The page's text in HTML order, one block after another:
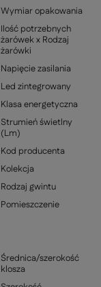
Wymiar opakowania
Ilość potrzebnych
żarówek x Rodzaj
żarówki
Napięcie zasilania
Led zintegrowany
Klasa energetyczna
Strumień świetlny
(Lm)
Kod producenta
Kolekcja
Rodzaj gwintu
Pomieszczenie
Średnica/szerokość
klosza